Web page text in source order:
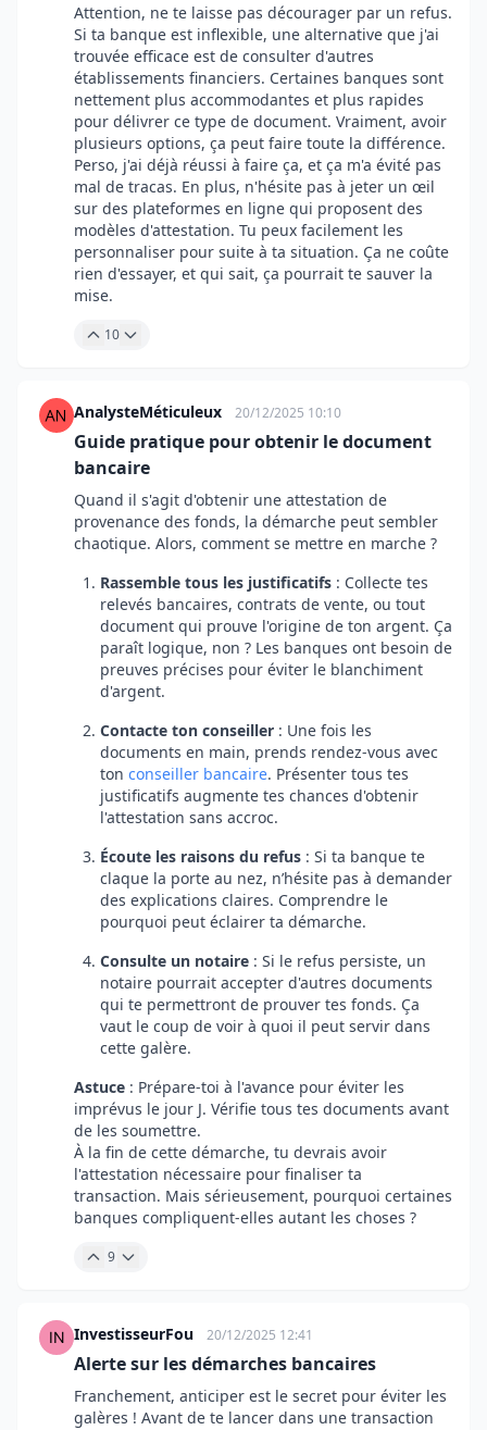
Attention, ne te laisse pas décourager par un refus.
Si ta banque est inflexible, une alternative que j'ai
trouvée efficace est de consulter d'autres
établissements financiers. Certaines banques sont
nettement plus accommodantes et plus rapides
pour délivrer ce type de document. Vraiment, avoir
plusieurs options, ça peut faire toute la différence.
Perso, j'ai déjà réussi à faire ça, et ça m'a évité pas
mal de tracas. En plus, n'hésite pas à jeter un œil
sur des plateformes en ligne qui proposent des
modèles d'attestation. Tu peux facilement les
personnaliser pour suite à ta situation. Ça ne coûte
rien d'essayer, et qui sait, ça pourrait te sauver la
mise.
10
AnalysteMéticuleux 20/12/2025 10:10
Guide pratique pour obtenir le document
bancaire
Quand il s'agit d'obtenir une attestation de
provenance des fonds, la démarche peut sembler
chaotique. Alors, comment se mettre en marche ?
Rassemble tous les justificatifs : Collecte tes
relevés bancaires, contrats de vente, ou tout
document qui prouve l'origine de ton argent. Ça
paraît logique, non ? Les banques ont besoin de
preuves précises pour éviter le blanchiment
d'argent.
Contacte ton conseiller : Une fois les
documents en main, prends rendez-vous avec
ton conseiller bancaire. Présenter tous tes
justificatifs augmente tes chances d'obtenir
l'attestation sans accroc.
Écoute les raisons du refus : Si ta banque te
claque la porte au nez, n’hésite pas à demander
des explications claires. Comprendre le
pourquoi peut éclairer ta démarche.
Consulte un notaire : Si le refus persiste, un
notaire pourrait accepter d'autres documents
qui te permettront de prouver tes fonds. Ça
vaut le coup de voir à quoi il peut servir dans
cette galère.
Astuce : Prépare-toi à l'avance pour éviter les
imprévus le jour J. Vérifie tous tes documents avant
de les soumettre.
À la fin de cette démarche, tu devrais avoir
l'attestation nécessaire pour finaliser ta
transaction. Mais sérieusement, pourquoi certaines
banques compliquent-elles autant les choses ?
9
InvestisseurFou 20/12/2025 12:41
Alerte sur les démarches bancaires
Franchement, anticiper est le secret pour éviter les
galères ! Avant de te lancer dans une transaction